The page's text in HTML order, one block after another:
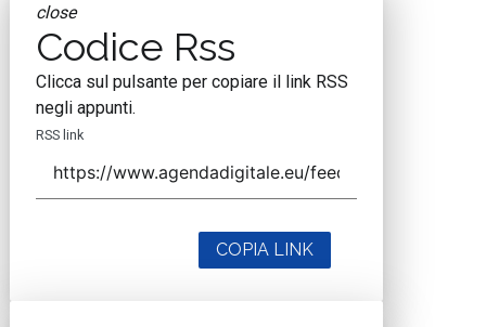
close
Codice Rss
Clicca sul pulsante per copiare il link RSS
negli appunti.
RSS link
COPIA LINK